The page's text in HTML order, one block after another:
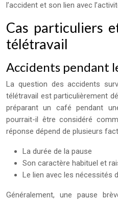
l’accident et son lien avec
Cas particuliers
télétravail
Accidents pendant
La question des accidents
télétravail est particulièrement
préparant un café pendant
pourrait-il être considéré
réponse dépend de plusieurs
La durée de la pause
Son caractère habituel et
Le lien avec les nécessités
Généralement, une pause